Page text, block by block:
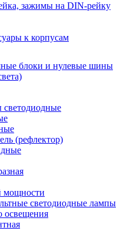
зажимы на DIN-рейку
к корпусам
блоки и нулевые шины
(рефлектор)
мощности
светодиодные лампы
освещения